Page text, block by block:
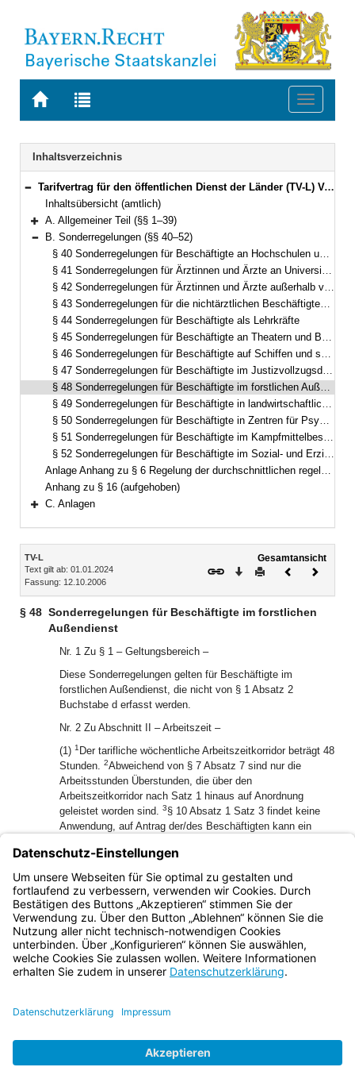
Zur
BAYERN.RECHT
Zur
letzten
Suche
Toggle
Navigation
Inhaltsverzeichnis
Bereich reduzieren
Tarifvertrag für den öffentlichen Dienst der Länder (TV-L) Vom 12. Oktober 2006 (§§ 1–52)
Inhaltsübersicht (amtlich)
Bereich erweitern
A. Allgemeiner Teil (§§ 1–39)
Bereich reduzieren
B. Sonderregelungen (§§ 40–52)
§ 40 Sonderregelungen für Beschäftigte an Hochschulen und Forschungseinrichtungen
§ 41 Sonderregelungen für Ärztinnen und Ärzte an Universitätskliniken
§ 42 Sonderregelungen für Ärztinnen und Ärzte außerhalb von Universitätskliniken
§ 43 Sonderregelungen für die nichtärztlichen Beschäftigten in Universitätskliniken und Krankenhäusern
§ 44 Sonderregelungen für Beschäftigte als Lehrkräfte
§ 45 Sonderregelungen für Beschäftigte an Theatern und Bühnen
§ 46 Sonderregelungen für Beschäftigte auf Schiffen und schwimmenden Geräten
§ 47 Sonderregelungen für Beschäftigte im Justizvollzugsdienst der Länder sowie im feuerwehrtechnischen Dienst der Freien und Hansestadt Hamburg sowie des Landes Berlin
§ 48 Sonderregelungen für Beschäftigte im forstlichen Außendienst
§ 49 Sonderregelungen für Beschäftigte in landwirtschaftlichen Verwaltungen und Betrieben, Weinbau- und Obstanbaubetrieben
§ 50 Sonderregelungen für Beschäftigte in Zentren für Psychiatrie Baden-Württemberg
§ 51 Sonderregelungen für Beschäftigte im Kampfmittelbeseitigungsdienst
§ 52 Sonderregelungen für Beschäftigte im Sozial- und Erziehungsdienst
Anlage Anhang zu § 6 Regelung der durchschnittlichen regelmäßigen wöchentlichen Arbeitszeit im Tarifgebiet West
Anhang zu § 16 (aufgehoben)
C. Anlagen
Inhalt
TV-L
Text gilt ab: 01.01.2024
Fassung: 12.10.2006
Gesamtansicht
Download
DruckenVorheriges
§ 48 Sonderregelungen für Beschäftigte im forstlichen
Außendienst
Nr. 1 Zu § 1 – Geltungsbereich –
Diese Sonderregelungen gelten für Beschäftigte im
forstlichen Außendienst, die nicht von § 1 Absatz 2
Buchstabe d erfasst werden.
Nr. 2 Zu Abschnitt II – Arbeitszeit –
(1) 1 Der tarifliche wöchentliche Arbeitszeitkorridor beträgt 48
Stunden. 2Abweichend von § 7 Absatz 7 sind nur die
Arbeitsstunden Überstunden, die über den
Arbeitszeitkorridor nach Satz 1 hinaus auf Anordnung
geleistet worden sind. 3§ 10 Absatz 1 Satz 3 findet keine
Anwendung, auf Antrag der/des Beschäftigten kann ein
Selbstaufschreibung geführt werden.
(2) Absatz 1 gilt nicht, wenn Dienstvereinbarungen zur
Gleitzeit bestehen oder vereinbart werden.
Bayern.de
BayernPortal
Impressum